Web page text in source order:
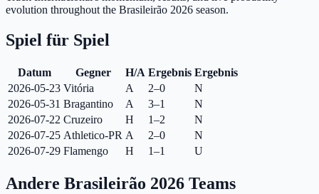
evolution throughout the Brasileirão 2026 season.
Spiel für Spiel
Datum Gegner H/A Ergebnis Ergebnis
2026-05-23 Vitória A 2–0
N
2026-05-31 Bragantino A 3–1
N
2026-07-22 Cruzeiro H 1–2
N
2026-07-25 Athletico-PR A 2–0
N
2026-07-29 Flamengo H 1–1 U
Andere Brasileirão 2026 Teams